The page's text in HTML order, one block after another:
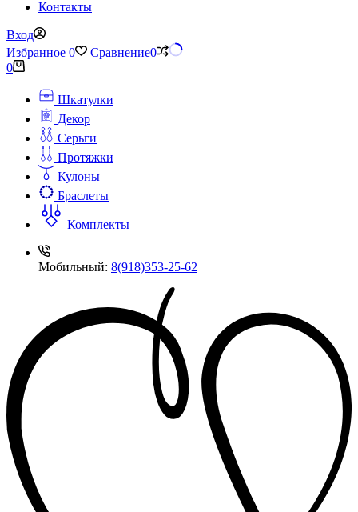
Контакты
Вход
Избранное 0 Сравнение0
Корзина
0
Шкатулки
Декор
Серьги
Протяжки
Кулоны
Браслеты
Комплекты
Мобильный: 8(918)353-25-62